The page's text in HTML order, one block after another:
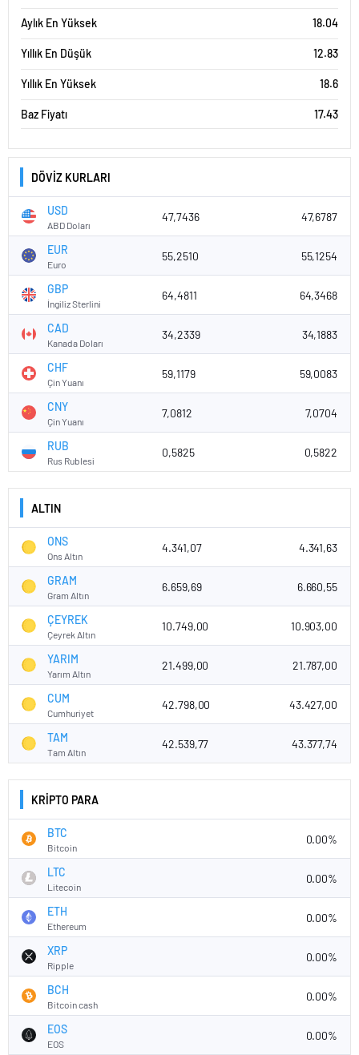
Aylık En Yüksek 18.04
Yıllık En Düşük 12.83
Yıllık En Yüksek 18.6
Baz Fiyatı 17.43
DÖVİZ KURLARI
USD
ABD Doları
47,7436 47,6787
EUR
Euro
55,2510 55,1254
GBP
İngiliz Sterlini
64,4811 64,3468
CAD
Kanada Doları
34,2339 34,1883
CHF
Çin Yuanı
59,1179 59,0083
CNY
Çin Yuanı
7,0812 7,0704
RUB
Rus Rublesi
0,5825 0,5822
ALTIN
ONS
Ons Altın
4.341,07 4.341,63
GRAM
Gram Altın
6.659,69 6.660,55
ÇEYREK
Çeyrek Altın
10.749,00 10.903,00
YARIM
Yarım Altın
21.499,00 21.787,00
CUM
Cumhuriyet
42.798,00 43.427,00
TAM
Tam Altın
42.539,77 43.377,74
KRİPTO PARA
BTC
Bitcoin
0.00%
LTC
Litecoin
0.00%
ETH
Ethereum
0.00%
XRP
Ripple
0.00%
BCH
Bitcoin cash
0.00%
EOS
EOS
0.00%